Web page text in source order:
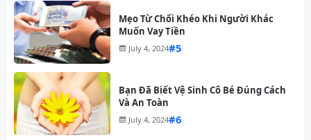
Mẹo Từ Chối Khéo Khi Người Khác
Muốn Vay Tiền
July 4, 2024#
Bạn Đã Biết Vệ Sinh Cô Bé Đúng Cách
Và An Toàn
July 4, 2024#